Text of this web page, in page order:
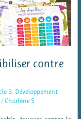
contre
3, Développement
/ Charlène S